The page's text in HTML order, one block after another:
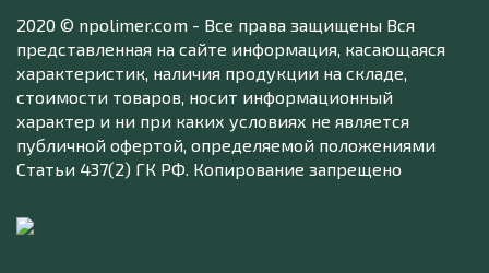
2020 © npolimer.com - Все права защищены Вся
представленная на сайте информация, касающаяся
характеристик, наличия продукции на складе,
стоимости товаров, носит информационный
характер и ни при каких условиях не является
публичной офертой, определяемой положениями
Статьи 437(2) ГК РФ. Копирование запрещено